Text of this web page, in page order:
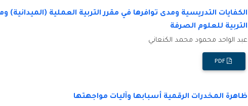
الكفايات التدريسية ومدى توافرها في مقرر التربية العملية
التربية للعلوم الصرفة
عبد الواحد محمود محمد الكنعاني
ظاهرة المخدرات الرقمية أسبابها وآليات مواجهتها